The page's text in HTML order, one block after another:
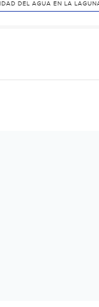
DEL AGUA EN LA